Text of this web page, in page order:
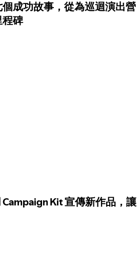
成功故事，從為巡迴演出營
程碑
Kit 宣傳新作品，讓